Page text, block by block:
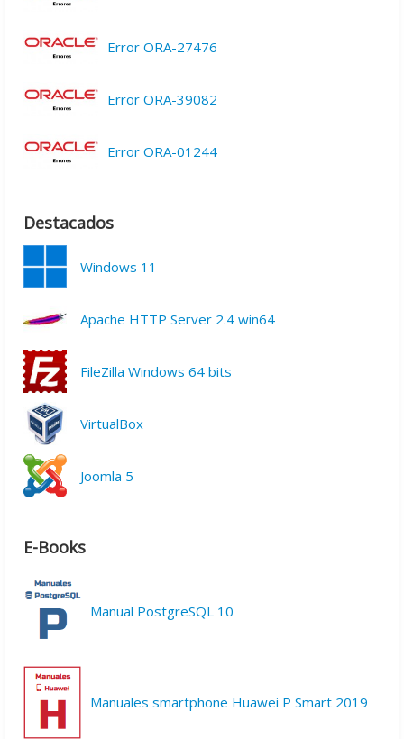
Error ORA-27476
Error ORA-39082
Error ORA-01244
Destacados
Windows 11
Apache HTTP Server 2.4 win64
FileZilla Windows 64 bits
VirtualBox
Joomla 5
E-Books
Manual PostgreSQL 10
Manuales smartphone Huawei P Smart 2019